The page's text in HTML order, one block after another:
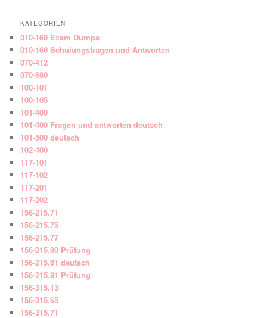
KATEGORIEN
010-160 Exam Dumps
010-160 Schulungsfragen und Antworten
070-412
070-680
100-101
100-105
101-400
101-400 Fragen und antworten deutsch
101-500 deutsch
102-400
117-101
117-102
117-201
117-202
156-215.71
156-215.75
156-215.77
156-215.80 Prüfung
156-215.81 deutsch
156-215.81 Prüfung
156-315.13
156-315.65
156-315.71